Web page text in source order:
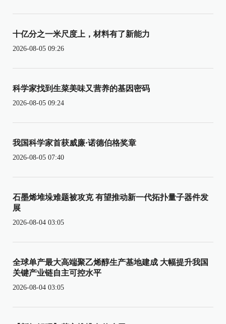
十亿分之一米尺度上，材料有了新能力
2026-08-05 09:26
科学家找到生菜美味又营养的基因密码
2026-08-05 09:24
我国科学家首获威廉·诺德伯格奖章
2026-08-05 07:40
石墨烯堆垛难题被攻克 有望推动新一代拓扑量子器件发
展
2026-08-04 03:05
全球单产最大高端聚乙烯醇生产基地建成 大幅提升我国
关键产业链自主可控水平
2026-08-04 03:05